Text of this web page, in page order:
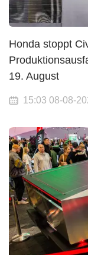
Honda stoppt
19. August
15:03 08-08-